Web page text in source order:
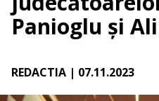
Panioglu și
REDACTIA | 07.11.2023